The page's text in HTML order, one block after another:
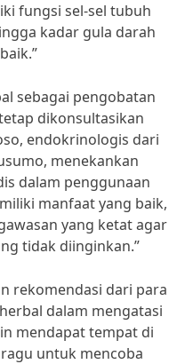
fungsi sel-sel tubuh
kadar gula darah
sebagai pengobatan
dikonsultasikan
endokrinologis dari
menekankan
dalam penggunaan
manfaat yang baik,
yang ketat agar
tidak diinginkan.”
rekomendasi dari para
dalam mengatasi
mendapat tempat di
untuk mencoba